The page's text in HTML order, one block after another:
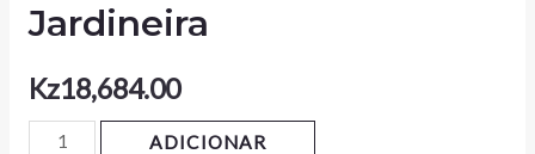
Jardineira
Kz18,684.00
ADICIONAR